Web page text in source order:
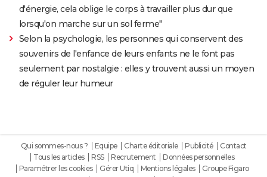
d'énergie, cela oblige le corps à travailler plus dur que
lorsqu'on marche sur un sol ferme"
Selon la psychologie, les personnes qui conservent des
souvenirs de l'enfance de leurs enfants ne le font pas
seulement par nostalgie : elles y trouvent aussi un moyen
de réguler leur humeur
Qui sommes-nous ? Equipe Charte éditoriale Publicité
Contact
Tous les articles
RSS Recrutement
Données personnelles
Paramétrer les cookies
Gérer Utiq Mentions légales
Groupe Figaro